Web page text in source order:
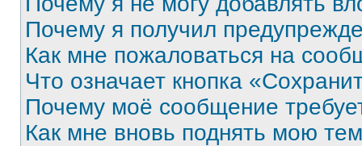
Почему я получил
Как мне пожаловаться на
Что означает кнопка
Почему моё сообщение
Как мне вновь поднять мою